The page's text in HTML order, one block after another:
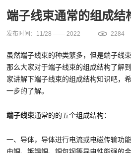
端子线束通常的组成结
发布时间：11/28 —— 2022 2284
虽然端子线束的种类繁多，但是端子线
那么大家对于端子线束的组成结构了解
家讲解下端子线束的组成结构知识吧，
一步的了解。
端子线束通常的的五个组成结构：
一、导体，导体进行电流或电磁传输功